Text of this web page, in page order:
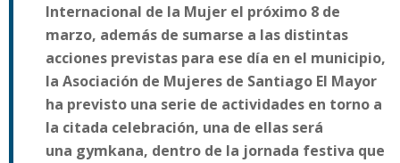
Internacional de la Mujer el próximo 8 de
marzo, además de sumarse a las distintas
acciones previstas para ese día en el municipio,
la Asociación de Mujeres de Santiago El Mayor
ha previsto una serie de actividades en torno a
la citada celebración, una de ellas será
una gymkana, dentro de la jornada festiva que